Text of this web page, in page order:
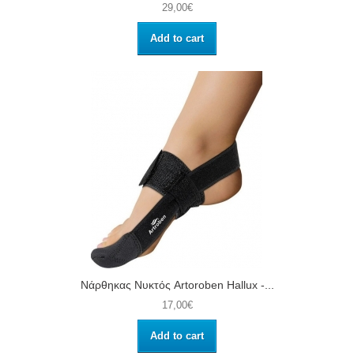
29,00€
Add to cart
Νάρθηκας Νυκτός Artoroben Hallux -...
17,00€
Add to cart